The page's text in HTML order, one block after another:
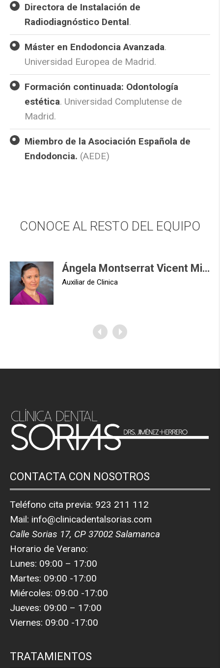
Directora de Instalación de
Radiodiagnóstico Dental.
Máster en Endodoncia Avanzada.
Universidad Europea de Madrid.
Formación continuada: Odontología
estética. Universidad Complutense de
Madrid.
Miembro de la Asociación Española de
Endodoncia. (AEDE)
CONOCE AL RESTO DEL EQUIPO
Ángela Montserrat Vicent Miguel
Auxiliar de Clinica
CONTACTA CON NOSOTROS
Teléfono cita previa: 923 211 112
Mail: info@clinicadentalsorias.com
Calle Sorias 17, CP 37002 Salamanca
Horario de Verano:
Lunes: 09:00 – 17:00
Martes: 09:00 -17:00
Miércoles: 09:00 -17:00
Jueves: 09:00 – 17:00
Viernes: 09:00 -17:00
TRATAMIENTOS